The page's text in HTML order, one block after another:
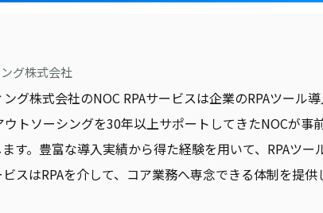
グ株式会社
グ株式会社のNOC RPAサービスは企業のRPAツール
トソーシングを30年以上サポートしてきたNOCが事
す。豊富な導入実績から得た経験を用いて、RPAツ
スはRPAを介して、コア業務へ専念できる体制を提供